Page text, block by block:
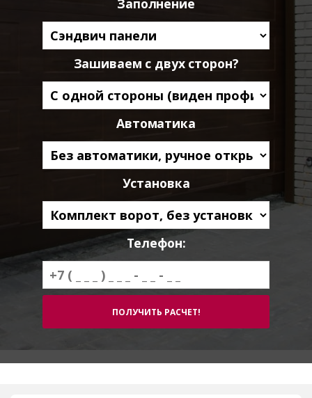
Заполнение
Зашиваем с двух сторон?
Автоматика
Установка
Телефон: